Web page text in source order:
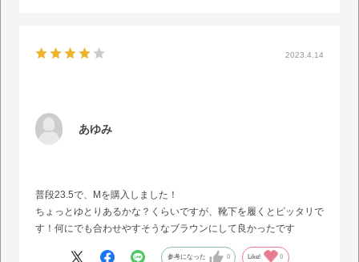
2023.4.14
あゆみ
普段23.5で、Mを購入しました！
ちょっとゆとりあるかな？くらいですが、靴下を履くとピッタリで
す！何にでも合わせやすそうなブラウンにして良かったです
参考になった 0 Like! 0